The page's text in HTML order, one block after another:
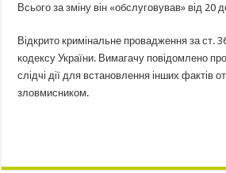
Всього за зміну він «обслуговував» від 20
Відкрито кримінальне провадження за ст.
кодексу України. Вимагачу повідомлено
слідчі дії для встановлення інших фактів
зловмисником.